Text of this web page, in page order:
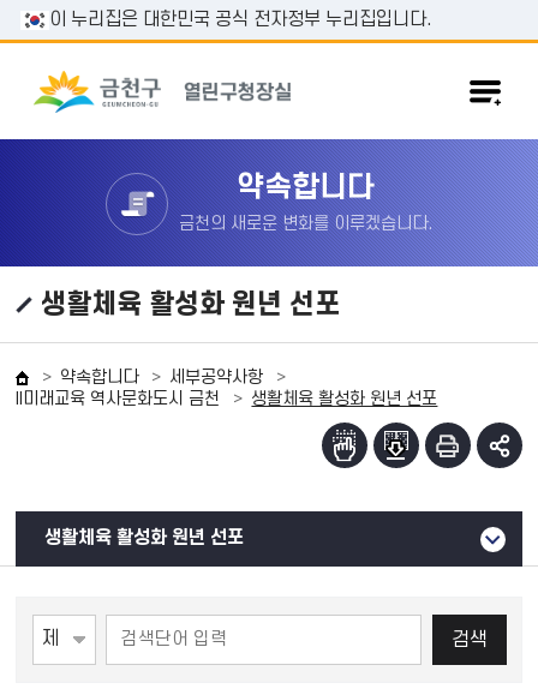
본문 바로가기
이 누리집은 대한민국 공식 전자정부 누리집입니다.
약속합니다
금천의 새로운 변화를 이루겠습니다.
생활체육 활성화 원년 선포
약속합니다
세부공약사항
II미래교육 역사문화도시 금천
생활체육 활성화 원년 선포
생활체육 활성화 원년 선포
검색